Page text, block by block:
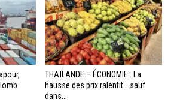
THAÏLANDE – ÉCONOMIE : La
hausse des prix ralentit… sauf
dans...